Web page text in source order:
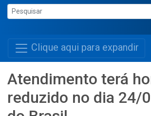
Clique aqui para expandir
Atendimento terá
reduzido no dia 24/